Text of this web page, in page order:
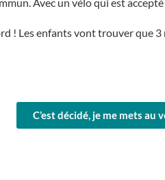
! Les enfants vont trouver que 3
C’est décidé, je me mets au